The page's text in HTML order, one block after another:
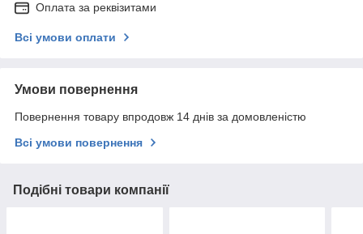
Оплата за реквізитами
Всі умови оплати
Умови повернення
Повернення товару впродовж 14 днів за домовленістю
Всі умови повернення
Подібні товари компанії